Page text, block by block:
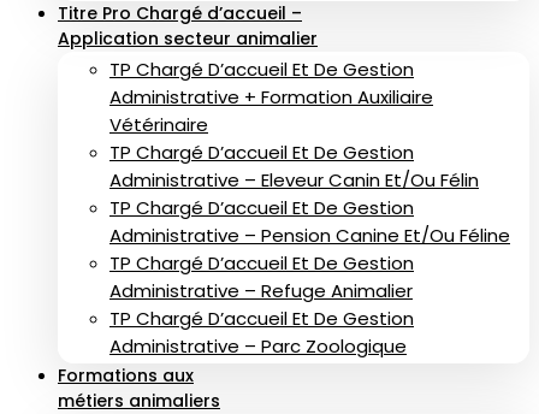
Titre Pro Chargé d’accueil –
Application secteur animalier
TP Chargé D’accueil Et De Gestion
Administrative + Formation Auxiliaire
Vétérinaire
TP Chargé D’accueil Et De Gestion
Administrative – Eleveur Canin Et/ou Félin
TP Chargé D’accueil Et De Gestion
Administrative – Pension Canine Et/ou Féline
TP Chargé D’accueil Et De Gestion
Administrative – Refuge Animalier
TP Chargé D’accueil Et De Gestion
Administrative – Parc Zoologique
Formations aux
métiers animaliers